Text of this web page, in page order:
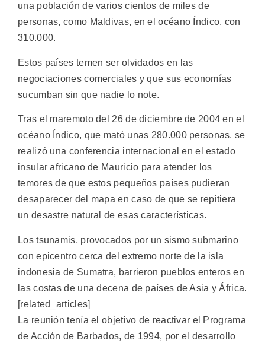
una población de varios cientos de miles de
personas, como Maldivas, en el océano Índico, con
310.000.
Estos países temen ser olvidados en las
negociaciones comerciales y que sus economías
sucumban sin que nadie lo note.
Tras el maremoto del 26 de diciembre de 2004 en el
océano Índico, que mató unas 280.000 personas, se
realizó una conferencia internacional en el estado
insular africano de Mauricio para atender los
temores de que estos pequeños países pudieran
desaparecer del mapa en caso de que se repitiera
un desastre natural de esas características.
Los tsunamis, provocados por un sismo submarino
con epicentro cerca del extremo norte de la isla
indonesia de Sumatra, barrieron pueblos enteros en
las costas de una decena de países de Asia y África.
[related_articles]
La reunión tenía el objetivo de reactivar el Programa
de Acción de Barbados, de 1994, por el desarrollo